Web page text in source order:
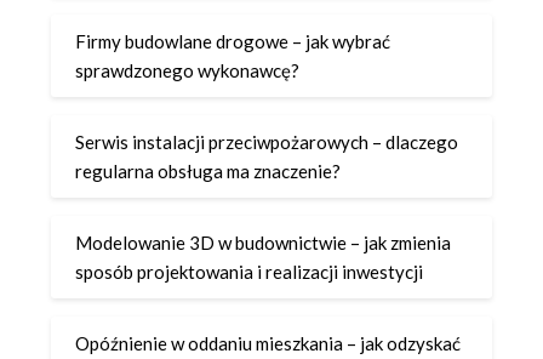
Firmy budowlane drogowe – jak wybrać
sprawdzonego wykonawcę?
Serwis instalacji przeciwpożarowych – dlaczego
regularna obsługa ma znaczenie?
Modelowanie 3D w budownictwie – jak zmienia
sposób projektowania i realizacji inwestycji
Opóźnienie w oddaniu mieszkania – jak odzyskać